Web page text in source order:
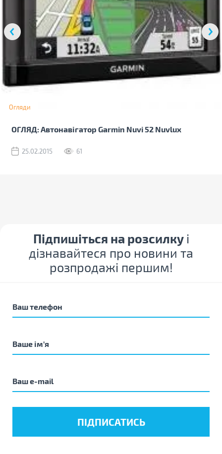
Огляди
ОГЛЯД: Автонавігатор Garmin Nuvi 52 Nuvlux
25.02.2015 61
Підпишіться на розсилку і
дізнавайтеся про новини та
розпродажі першим!